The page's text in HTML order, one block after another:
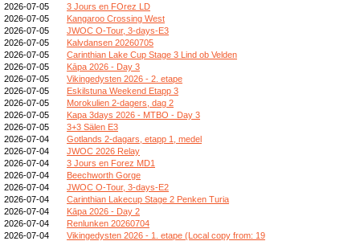
2026-07-05
3 Jours en FOrez LD
2026-07-05
Kangaroo Crossing West
2026-07-05
JWOC O-Tour, 3-days-E3
2026-07-05
Kalvdansen 20260705
2026-07-05
Carinthian Lake Cup Stage 3 Lind ob Velden
2026-07-05
Kāpa 2026 - Day 3
2026-07-05
Vikingedysten 2026 - 2. etape
2026-07-05
Eskilstuna Weekend Etapp 3
2026-07-05
Morokulien 2-dagers, dag 2
2026-07-05
Kapa 3days 2026 - MTBO - Day 3
2026-07-05
3+3 Sälen E3
2026-07-04
Gotlands 2-dagars, etapp 1, medel
2026-07-04
JWOC 2026 Relay
2026-07-04
3 Jours en Forez MD1
2026-07-04
Beechworth Gorge
2026-07-04
JWOC O-Tour, 3-days-E2
2026-07-04
Carinthian Lakecup Stage 2 Penken Turia
2026-07-04
Kāpa 2026 - Day 2
2026-07-04
Renlunken 20260704
2026-07-04
Vikingedysten 2026 - 1. etape (Local copy from: 19